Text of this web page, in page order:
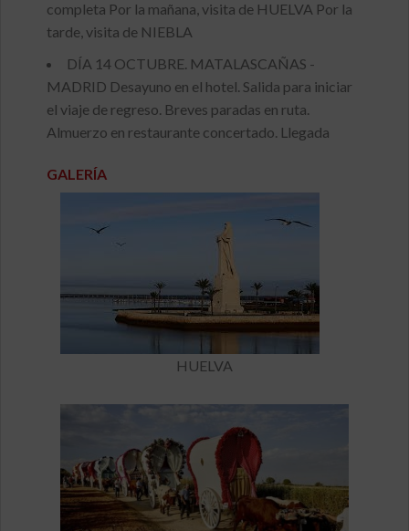
completa Por la mañana, visita de HUELVA Por la
tarde, visita de NIEBLA
DÍA 14 OCTUBRE. MATALASCAÑAS -
MADRID Desayuno en el hotel. Salida para iniciar
el viaje de regreso. Breves paradas en ruta.
Almuerzo en restaurante concertado. Llegada
GALERÍA
HUELVA